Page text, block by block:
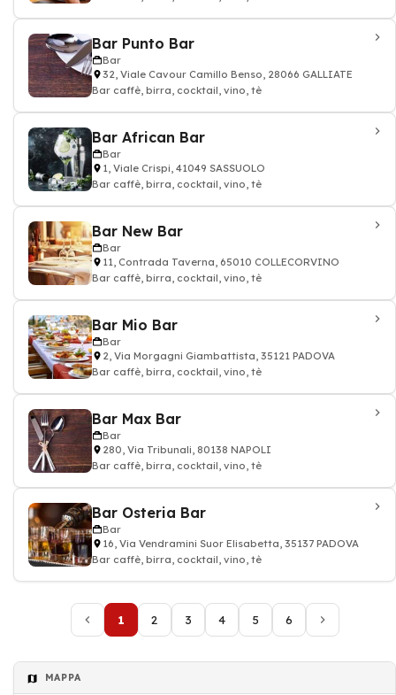
Bar Punto Bar
Bar
32, Viale Cavour Camillo Benso, 28066 GALLIATE
Bar caffè, birra, cocktail, vino, tè
Bar African Bar
Bar
1, Viale Crispi, 41049 SASSUOLO
Bar caffè, birra, cocktail, vino, tè
Bar New Bar
Bar
11, Contrada Taverna, 65010 COLLECORVINO
Bar caffè, birra, cocktail, vino, tè
Bar Mio Bar
Bar
2, Via Morgagni Giambattista, 35121 PADOVA
Bar caffè, birra, cocktail, vino, tè
Bar Max Bar
Bar
280, Via Tribunali, 80138 NAPOLI
Bar caffè, birra, cocktail, vino, tè
Bar Osteria Bar
Bar
16, Via Vendramini Suor Elisabetta, 35137 PADOVA
Bar caffè, birra, cocktail, vino, tè
1 2 3 4 5 6
MAPPA